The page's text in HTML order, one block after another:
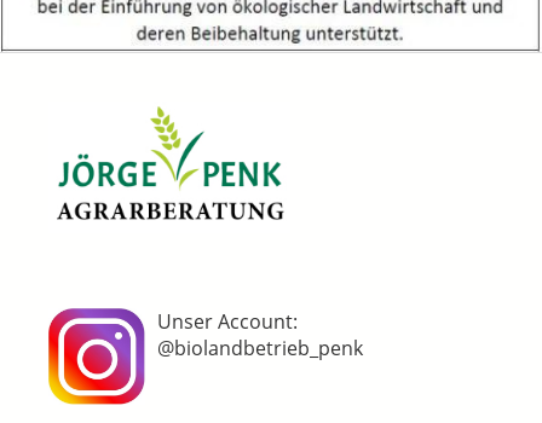
Unser Account:
@biolandbetrieb_penk